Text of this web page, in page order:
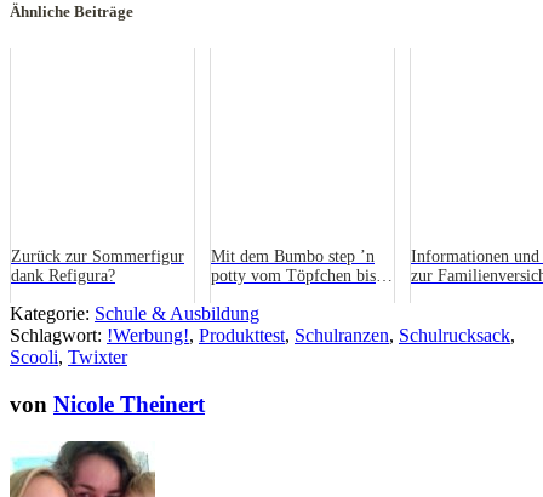
Ähnliche Beiträge
Zurück zur Sommerfigur
dank Refigura?
Mit dem Bumbo step ’n
potty vom Töpfchen bis
Informationen
zur
Kategorie: Schule & Ausbildung
Schlagwort: !Werbung!, Produkttest, Schulranzen, Schulrucksack,
Scooli, Twixter
von Nicole Theinert